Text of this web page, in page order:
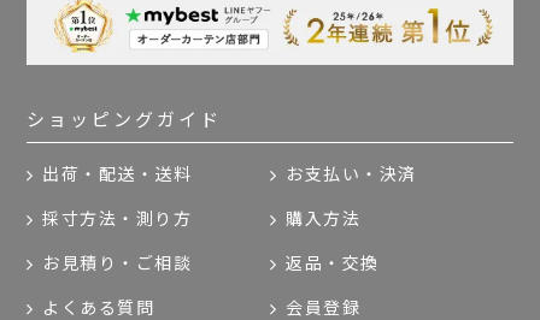
ショッピングガイド
出荷・配送・送料 お支払い・決済
採寸方法・測り方 購入方法
お見積り・ご相談 返品・交換
よくある質問 会員登録